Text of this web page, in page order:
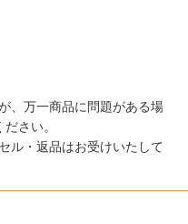
、万一商品に問題がある場
さい。
ル・返品はお受けいたして